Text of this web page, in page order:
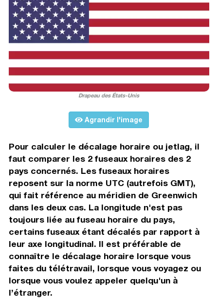
Drapeau des États-Unis
Agrandir l'image
Pour calculer le décalage horaire ou jetlag, il
faut comparer les 2 fuseaux horaires des 2
pays concernés. Les fuseaux horaires
reposent sur la norme UTC (autrefois GMT),
qui fait référence au méridien de Greenwich
dans les deux cas. La longitude n'est pas
toujours liée au fuseau horaire du pays,
certains fuseaux étant décalés par rapport à
leur axe longitudinal. Il est préférable de
connaître le décalage horaire lorsque vous
faites du télétravail, lorsque vous voyagez ou
lorsque vous voulez appeler quelqu'un à
l’étranger.